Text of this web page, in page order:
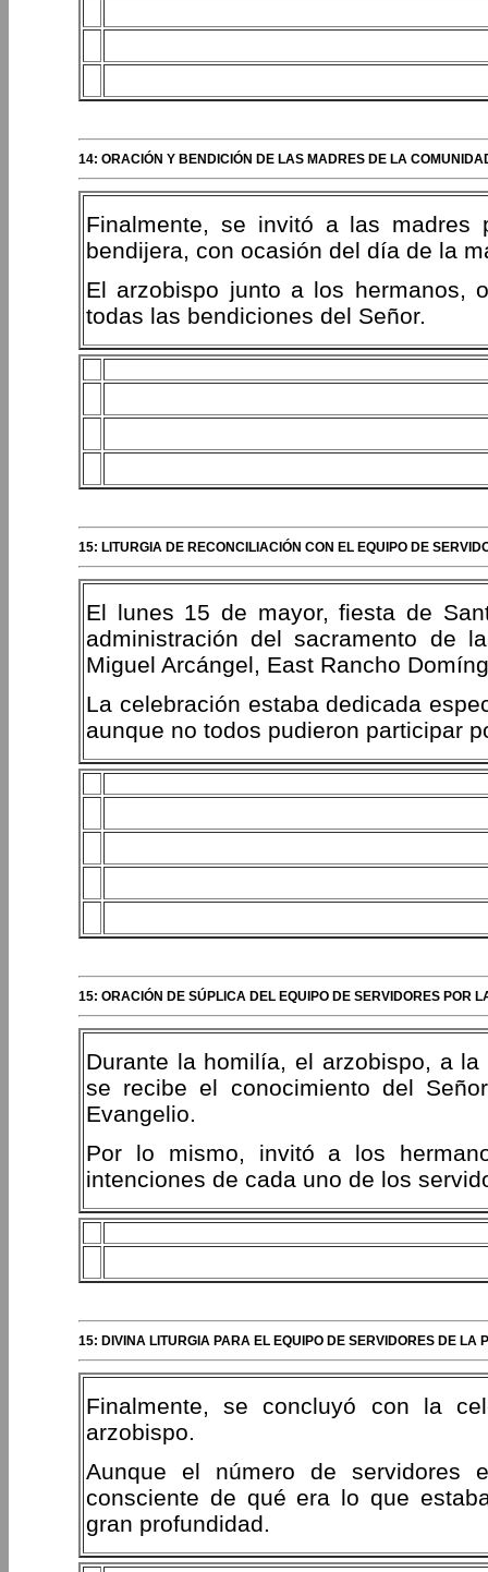
14: ORACIÓN Y BENDICIÓN DE LAS MADRES DE LA
Finalmente, se invitó a las
bendijera, con ocasión del día de la
El arzobispo junto a los hermanos,
todas las bendiciones del Señor.
15: LITURGIA DE RECONCILIACIÓN CON EL EQUIPO DE
El lunes 15 de mayor, fiesta de
administración del sacramento de
Miguel Arcángel, East Rancho
La celebración estaba dedicada
aunque no todos pudieron participar
15: ORACIÓN DE SÚPLICA DEL EQUIPO DE SERVIDORES POR
Durante la homilía, el arzobispo, a
se recibe el conocimiento del
Evangelio.
Por lo mismo, invitó a los
intenciones de cada uno de los
15: DIVINA LITURGIA PARA EL EQUIPO DE SERVIDORES DE
Finalmente, se concluyó con la
arzobispo.
Aunque el número de servidores
consciente de qué era lo que
gran profundidad.